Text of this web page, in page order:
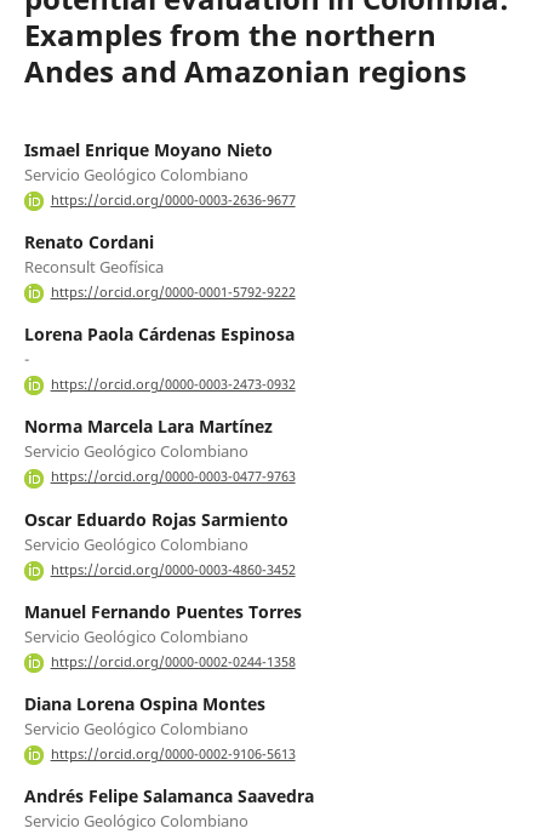
Examples from the northern
Andes and Amazonian regions
Ismael Enrique Moyano Nieto
Servicio Geológico Colombiano
https://orcid.org/0000-0003-2636-9677
Renato Cordani
Reconsult Geofísica
https://orcid.org/0000-0001-5792-9222
Lorena Paola Cárdenas Espinosa
-
https://orcid.org/0000-0003-2473-0932
Norma Marcela Lara Martínez
Servicio Geológico Colombiano
https://orcid.org/0000-0003-0477-9763
Oscar Eduardo Rojas Sarmiento
Servicio Geológico Colombiano
https://orcid.org/0000-0003-4860-3452
Manuel Fernando Puentes Torres
Servicio Geológico Colombiano
https://orcid.org/0000-0002-0244-1358
Diana Lorena Ospina Montes
Servicio Geológico Colombiano
https://orcid.org/0000-0002-9106-5613
Andrés Felipe Salamanca Saavedra
Servicio Geológico Colombiano